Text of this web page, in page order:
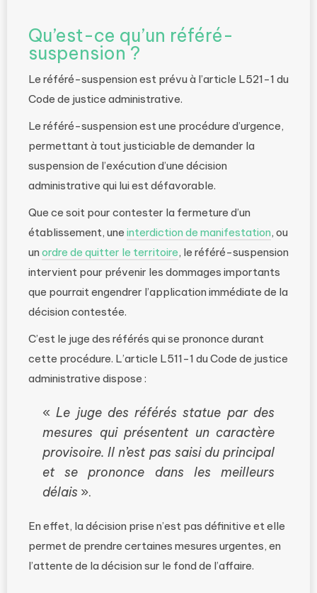
Qu’est-ce qu’un référé-
suspension ?
Le référé-suspension est prévu à l’article L521-1 du
Code de justice administrative.
Le référé-suspension est une procédure d’urgence,
permettant à tout justiciable de demander la
suspension de l’exécution d’une décision
administrative qui lui est défavorable.
Que ce soit pour contester la fermeture d’un
établissement, une interdiction de manifestation, ou
un ordre de quitter le territoire, le référé-suspension
intervient pour prévenir les dommages importants
que pourrait engendrer l’application immédiate de la
décision contestée.
C’est le juge des référés qui se prononce durant
cette procédure. L’article L511-1 du Code de justice
administrative dispose :
«Le juge des référés statue par des
mesures qui présentent un caractère
provisoire. Il n’est pas saisi du principal
et se prononce dans les meilleurs
délais ».
En effet, la décision prise n’est pas définitive et elle
permet de prendre certaines mesures urgentes, en
l’attente de la décision sur le fond de l’affaire.